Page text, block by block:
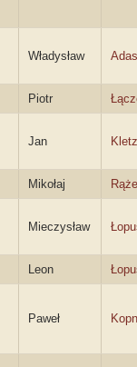
Władysław
Piotr
Jan
Mikołaj
Mieczysław
Leon
Paweł